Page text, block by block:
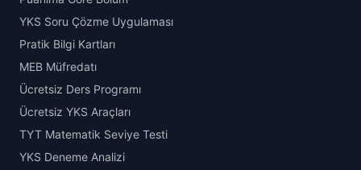
YKS Soru Çözme Uygulaması
Pratik Bilgi Kartları
MEB Müfredatı
Ücretsiz Ders Programı
Ücretsiz YKS Araçları
TYT Matematik Seviye Testi
YKS Deneme Analizi